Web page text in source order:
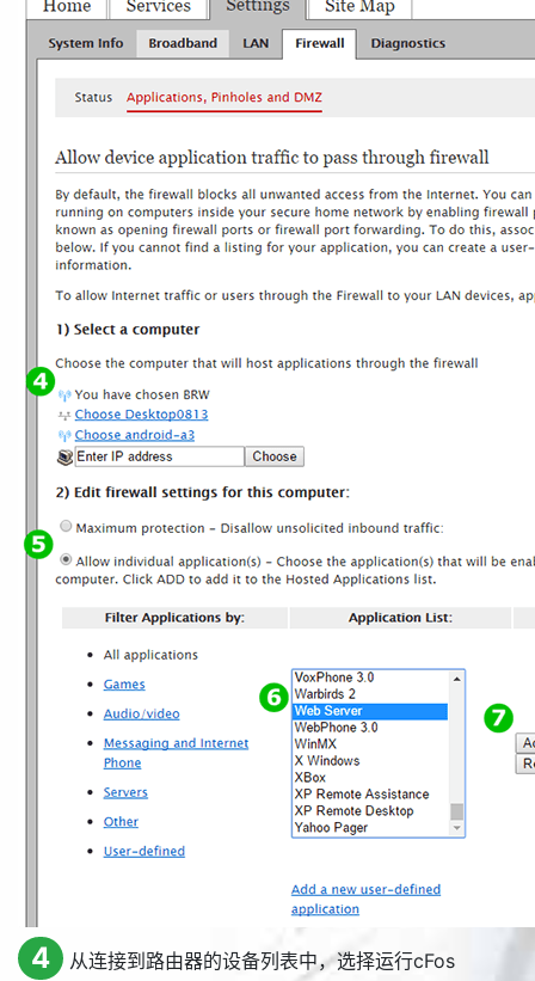
4
从连接到路由器的设备列表中，选择运行cFos